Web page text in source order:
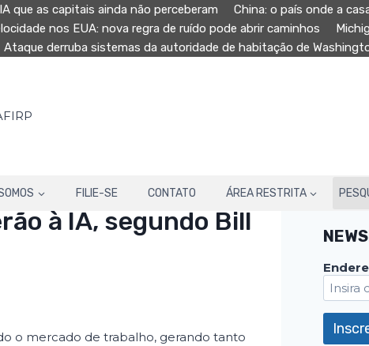
que as capitais ainda não perceberam
China: o país onde a
nos EUA: nova regra de ruído pode abrir caminhos
Ataque derruba sistemas da autoridade de habitação de
FILIE-SE CONTATO ÁREA RESTRITA
à IA, segundo Bill
o mercado de trabalho, gerando tanto